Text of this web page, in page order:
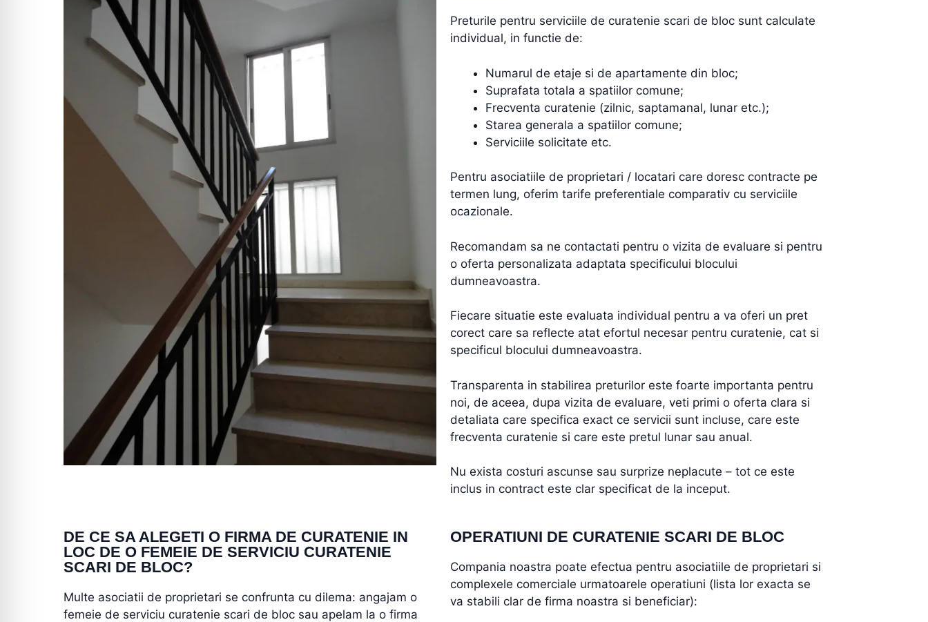
Preturile pentru serviciile de curatenie scari de bloc sunt calculate
individual, in functie de:
Numarul de etaje si de apartamente din bloc;
Suprafata totala a spatiilor comune;
Frecventa curatenie (zilnic, saptamanal, lunar etc.);
Starea generala a spatiilor comune;
Serviciile solicitate etc.
Pentru asociatiile de proprietari / locatari care doresc contracte pe
termen lung, oferim tarife preferentiale comparativ cu serviciile
ocazionale.
Recomandam sa ne contactati pentru o vizita de evaluare si pentru
o oferta personalizata adaptata specificului blocului
dumneavoastra.
Fiecare situatie este evaluata individual pentru a va oferi un pret
corect care sa reflecte atat efortul necesar pentru curatenie, cat si
specificul blocului dumneavoastra.
Transparenta in stabilirea preturilor este foarte importanta pentru
noi, de aceea, dupa vizita de evaluare, veti primi o oferta clara si
detaliata care specifica exact ce servicii sunt incluse, care este
frecventa curatenie si care este pretul lunar sau anual.
Nu exista costuri ascunse sau surprize neplacute – tot ce este
inclus in contract este clar specificat de la inceput.
DE CE SA ALEGETI O FIRMA DE CURATENIE IN
LOC DE O FEMEIE DE SERVICIU CURATENIE
SCARI DE BLOC?
Multe asociatii de proprietari se confrunta cu dilema: angajam o
femeie de serviciu curatenie scari de bloc sau apelam la o firma
OPERATIUNI DE CURATENIE SCARI DE BLOC
Compania noastra poate efectua pentru asociatiile de proprietari si
complexele comerciale urmatoarele operatiuni (lista lor exacta se
va stabili clar de firma noastra si beneficiar):